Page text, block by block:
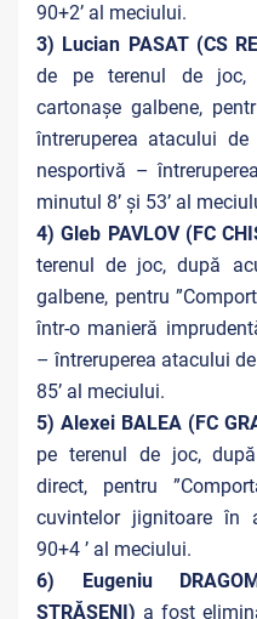
90+2’ al meciului.
3) Lucian PASAT (CS
de pe terenul de joc,
cartonașe galbene,
întreruperea atacului de
nesportivă –
minutul 8’ și 53’ al
4) Gleb PAVLOV (FC
terenul de joc, după
galbene, pentru
într-o manieră
– întreruperea atacului
85’ al meciului.
5) Alexei BALEA (FC
pe terenul de joc,
direct, pentru
cuvintelor jignitoare în
90+4 ’ al meciului.
6) Eugeniu
STRĂȘENI) a fost